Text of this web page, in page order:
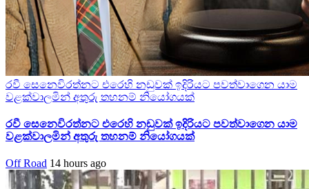
රවී සෙනෙවිරත්නට එරෙහි නඩුවක් ඉදිරියට පවත්වාගෙන යාම
වළක්වාලමින් අතුරු තහනම් නියෝගයක්
රවී සෙනෙවිරත්නට එරෙහි නඩුවක් ඉදිරියට පවත්වාගෙන යාම
වළක්වාලමින් අතුරු තහනම් නියෝගයක්
Off Road 14 hours ago